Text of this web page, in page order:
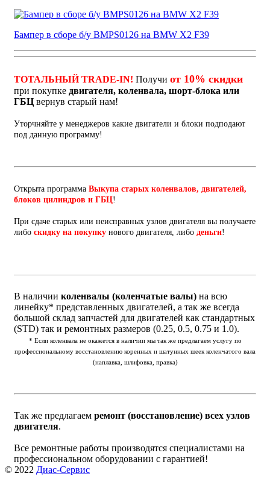
Бампер в сборе б/у BMPS0126 на BMW X2 F39
ТОТАЛЬНЫЙ TRADE-IN! Получи от 10% скидки
при покупке двигателя, коленвала, шорт-блока или
ГБЦ вернув старый нам!
Уторчняйте у менеджеров какие двигатели и блоки подподают
под данную программу!
Открыта программа Выкупа старых коленвалов, двигателей,
блоков цилиндров и ГБЦ!
При сдаче старых или неисправных узлов двигателя вы получаете
либо скидку на покупку нового двигателя, либо деньги!
В наличии коленвалы (коленчатые валы) на всю
линейку* представленных двигателей, а так же всегда
большой склад запчастей для двигателей как стандартных
(STD) так и ремонтных размеров (0.25, 0.5, 0.75 и 1.0).
* Если коленвала не окажется в наличии мы так же предлагаем услугу по
профессиональному восстановлению коренных и шатунных шеек коленчатого вала
(наплавка, шлифовка, правка)
Так же предлагаем ремонт (восстановление) всех узлов
двигателя.
Все ремонтные работы производятся специалистами на
профессиональном оборудовании с гарантией!
© 2022 Диас-Сервис